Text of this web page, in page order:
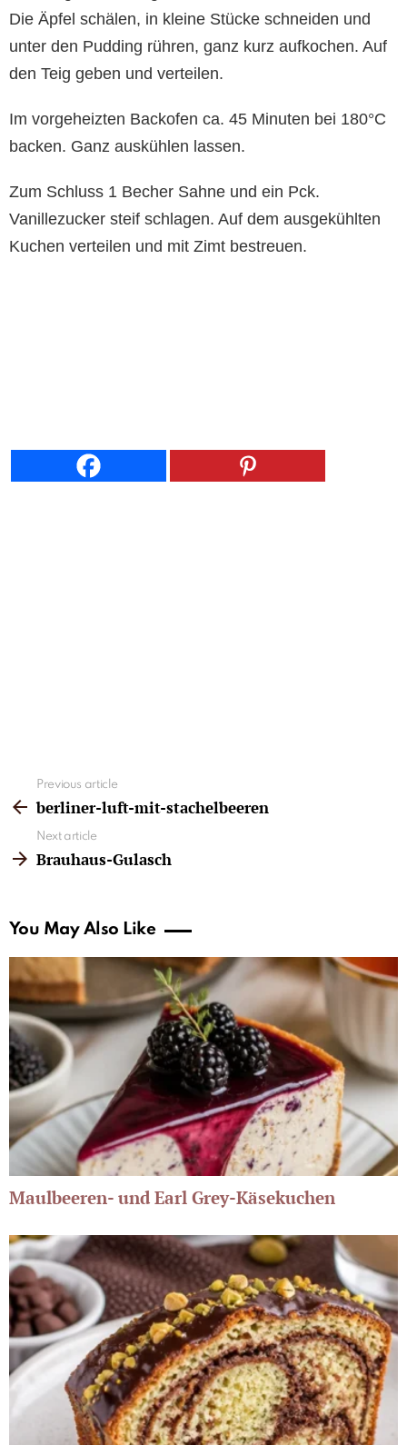
Die Äpfel schälen, in kleine Stücke schneiden und
unter den Pudding rühren, ganz kurz aufkochen. Auf
den Teig geben und verteilen.
Im vorgeheizten Backofen ca. 45 Minuten bei 180°C
backen. Ganz auskühlen lassen.
Zum Schluss 1 Becher Sahne und ein Pck.
Vanillezucker steif schlagen. Auf dem ausgekühlten
Kuchen verteilen und mit Zimt bestreuen.
more
Previous article
berliner-luft-mit-stachelbeeren
Next article
Brauhaus-Gulasch
You May Also Like
Maulbeeren- und Earl Grey-Käsekuchen